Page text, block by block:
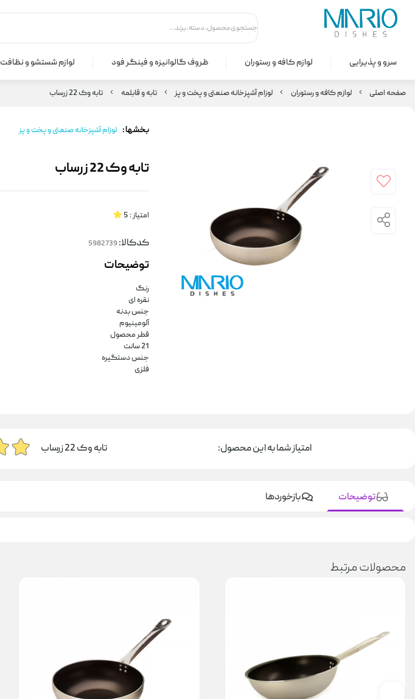
سرو و پذیرایی لوازم کافه و رستوران ظروف گالوانیزه و فینگر فود لوازم شستشو و نظافت
صفحه اصلی لوازم کافه و رستوران لوزام آشپزخانه صنعتی و پخت و پز تابه و قابلمه تابه وک 22 زرساب
بخشها : لوزام آشپزخانه صنعتی و پخت و پز
تابه وک 22 زرساب
امتیاز : 5
کدکالا:
توضیحات
رنگ
نقره ای
جنس بدنه
آلومینیوم
قطر محصول
21 سانت
جنس دستگیره
فلزی
امتیاز شما به این محصول: تابه وک 22 زرساب
توضیحات بازخوردها
محصولات مرتبط